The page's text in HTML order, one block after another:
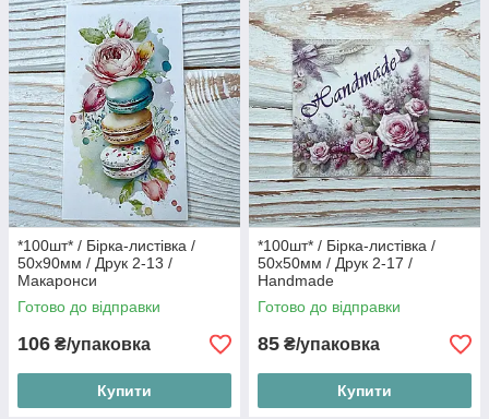
*100шт* / Бірка-листівка /
50х90мм / Друк 2-13 /
Макаронси
Готово до відправки
106 ₴/упаковка
Купити
*100шт* / Бірка-листівка /
50х50мм / Друк 2-17 /
Handmade
Готово до відправки
85 ₴/упаковка
Купити